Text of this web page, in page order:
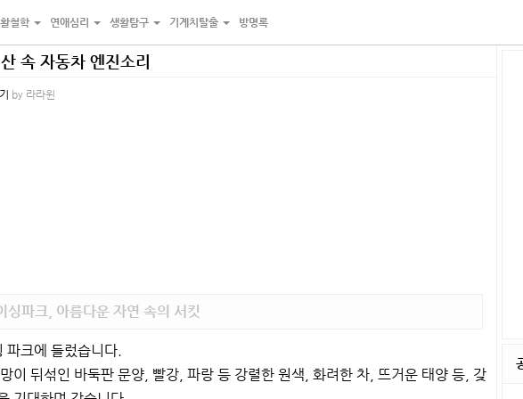
철학 연애심리 생활탐구 기계치탈출 방명록
속 자동차 엔진소리
by 라라윈
싱파크, 아름다운 자연 속의 서킷
파크에 들렀습니다.
이 뒤섞인 바둑판 문양, 빨강, 파랑 등 강렬한 원색, 화려한 차, 뜨거운 태양 등, 갖